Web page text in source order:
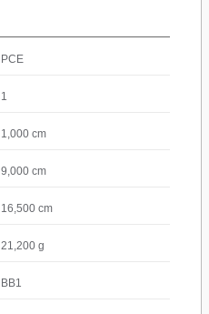
PCE
1
1,000 cm
9,000 cm
16,500 cm
21,200 g
BB1